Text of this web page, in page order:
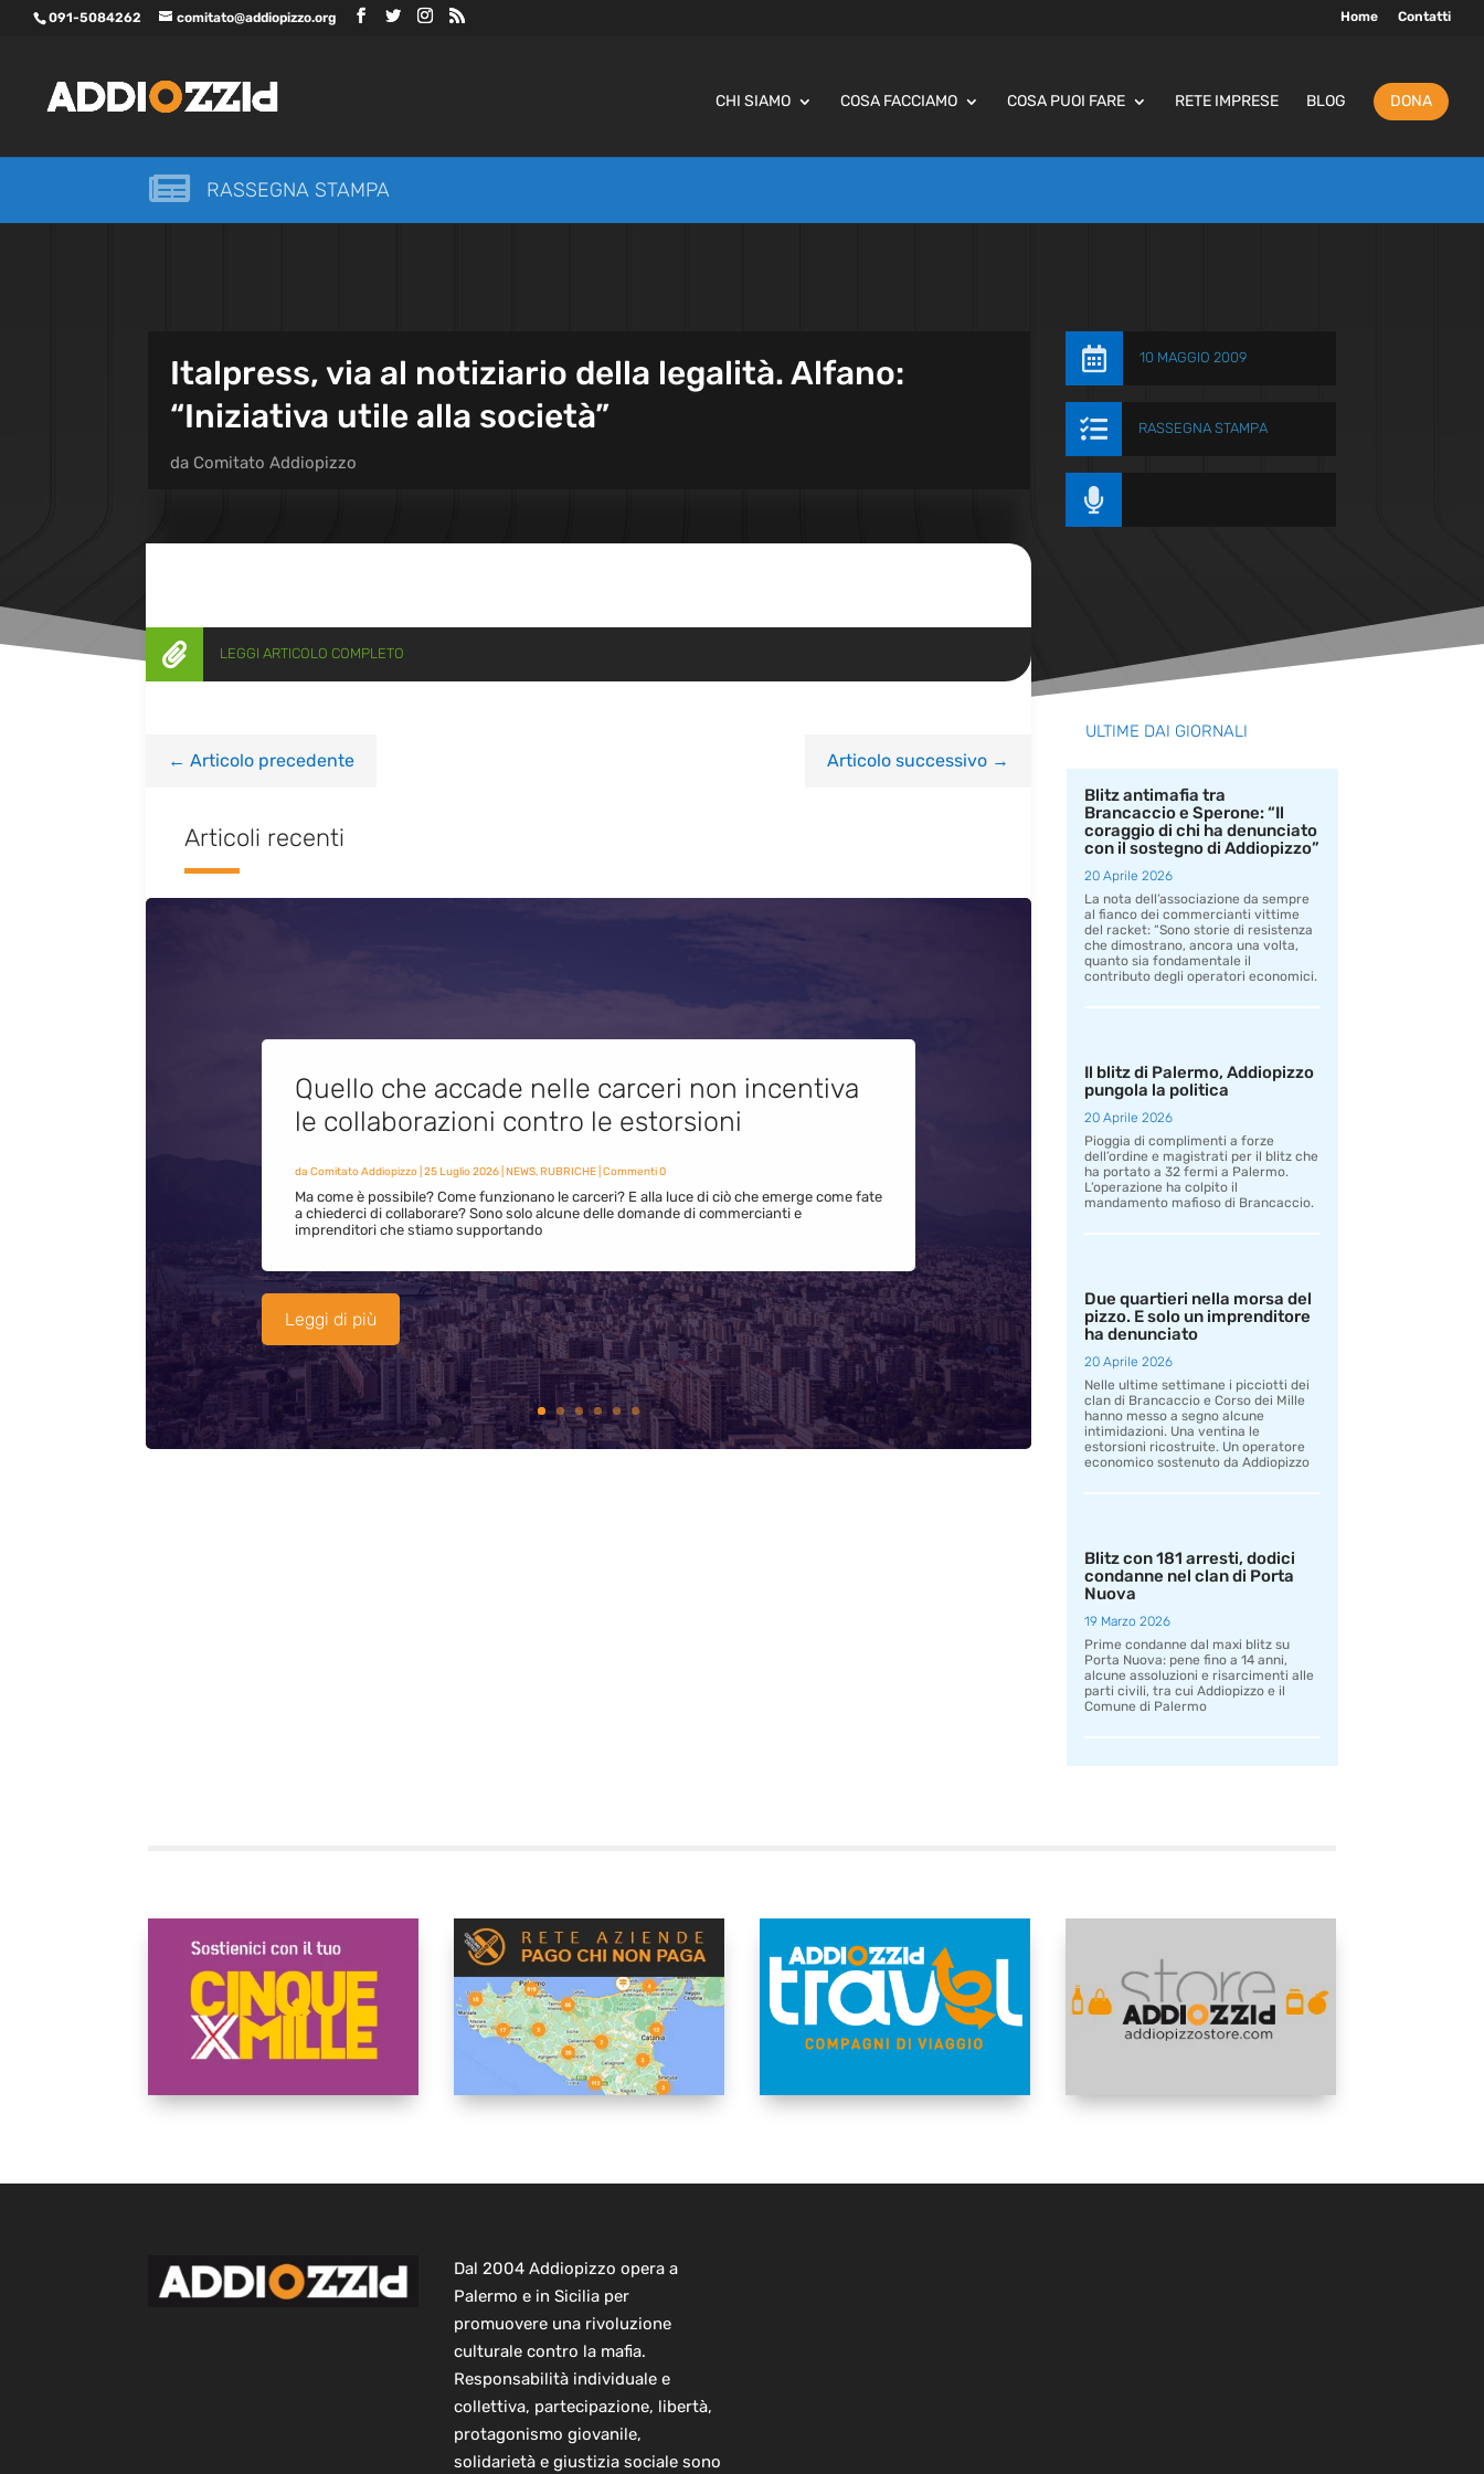
091-5084262 comitato@addiopizzo.org Home Contatti
CHI SIAMO COSA FACCIAMO COSA PUOI FARE RETE IMPRESE BLOG DONA
 RASSEGNA STAMPA
Italpress, via al notiziario della legalità. Alfano:
“Iniziativa utile alla società”
da Comitato Addiopizzo
 10 MAGGIO 2009
 RASSEGNA STAMPA

 LEGGI ARTICOLO COMPLETO
← Articolo precedente Articolo successivo→
Articoli recenti
Quello che accade nelle carceri non incentiva
le collaborazioni contro le estorsioni
da Comitato Addiopizzo| 25 Luglio 2026| NEWS,RUBRICHE| Commenti 0
Ma come è possibile? Come funzionano le carceri? E alla luce di ciò che emerge come fate
a chiederci di collaborare? Sono solo alcune delle domande di commercianti e
imprenditori che stiamo supportando
Leggi di più
ULTIME DAI GIORNALI
Blitz antimafia tra
Brancaccio e Sperone: “Il
coraggio di chi ha denunciato
con il sostegno di Addiopizzo”
20 Aprile 2026
La nota dell’associazione da sempre
al fianco dei commercianti vittime
del racket: “Sono storie di resistenza
che dimostrano, ancora una volta,
quanto sia fondamentale il
contributo degli operatori economici.
Il blitz di Palermo, Addiopizzo
pungola la politica
20 Aprile 2026
Pioggia di complimenti a forze
dell’ordine e magistrati per il blitz che
ha portato a 32 fermi a Palermo.
L’operazione ha colpito il
mandamento mafioso di Brancaccio.
Due quartieri nella morsa del
pizzo. E solo un imprenditore
ha denunciato
20 Aprile 2026
Nelle ultime settimane i picciotti dei
clan di Brancaccio e Corso dei Mille
hanno messo a segno alcune
intimidazioni. Una ventina le
estorsioni ricostruite. Un operatore
economico sostenuto da Addiopizzo
Blitz con 181 arresti, dodici
condanne nel clan di Porta
Nuova
19 Marzo 2026
Prime condanne dal maxi blitz su
Porta Nuova: pene fino a 14 anni,
alcune assoluzioni e risarcimenti alle
parti civili, tra cui Addiopizzo e il
Comune di Palermo
Dal 2004 Addiopizzo opera a
Palermo e in Sicilia per
promuovere una rivoluzione
culturale contro la mafia.
Responsabilità individuale e
collettiva, partecipazione, libertà,
protagonismo giovanile,
solidarietà e giustizia sociale sono